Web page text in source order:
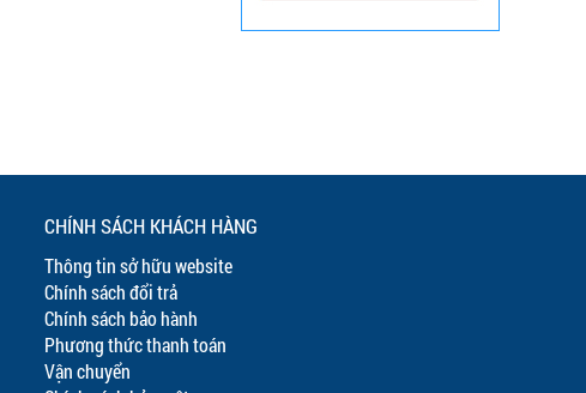
CHÍNH SÁCH KHÁCH HÀNG
Thông tin sở hữu website
Chính sách đổi trả
Chính sách bảo hành
Phương thức thanh toán
Vận chuyển